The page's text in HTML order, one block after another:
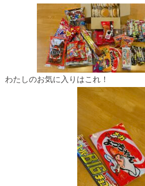
わたしのお気に入りはこれ！